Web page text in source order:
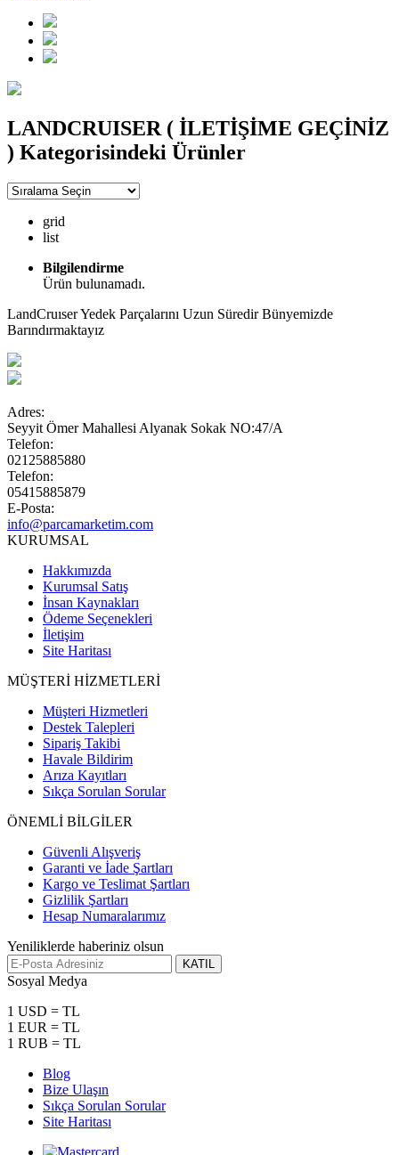
LANDCRUISER ( İLETİŞİME GEÇİNİZ
) Kategorisindeki Ürünler
grid
list
Bilgilendirme
Ürün bulunamadı.
LandCruıser Yedek Parçalarını Uzun Süredir Bünyemizde
Barındırmaktayız
Adres:
Seyyit Ömer Mahallesi Alyanak Sokak NO:47/A
Telefon:
02125885880
Telefon:
05415885879
E-Posta:
info@parcamarketim.com
KURUMSAL
Hakkımızda
Kurumsal Satış
İnsan Kaynakları
Ödeme Seçenekleri
İletişim
Site Haritası
MÜŞTERİ HİZMETLERİ
Müşteri Hizmetleri
Destek Talepleri
Sipariş Takibi
Havale Bildirim
Arıza Kayıtları
Sıkça Sorulan Sorular
ÖNEMLİ BİLGİLER
Güvenli Alışveriş
Garanti ve İade Şartları
Kargo ve Teslimat Şartları
Gizlilik Şartları
Hesap Numaralarımız
Yeniliklerde haberiniz olsun
KATIL
Sosyal Medya
1 USD = TL
1 EUR = TL
1 RUB = TL
Blog
Bize Ulaşın
Sıkça Sorulan Sorular
Site Haritası